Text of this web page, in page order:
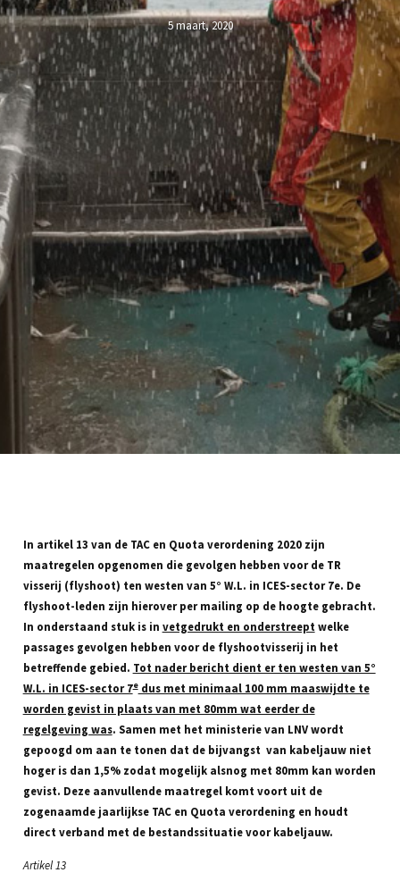
5 maart, 2020
In artikel 13 van de TAC en Quota verordening 2020 zijn
maatregelen opgenomen die gevolgen hebben voor de TR
visserij (flyshoot) ten westen van 5° W.L. in ICES-sector 7e. De
flyshoot-leden zijn hierover per mailing op de hoogte gebracht.
In onderstaand stuk is in vetgedrukt en onderstreept welke
passages gevolgen hebben voor de flyshootvisserij in het
betreffende gebied. Tot nader bericht dient er ten westen van 5°
W.L. in ICES-sector 7edus met minimaal 100 mm maaswijdte te
worden gevist in plaats van met 80mm wat eerder de
regelgeving was. Samen met het ministerie van LNV wordt
gepoogd om aan te tonen dat de bijvangst van kabeljauw niet
hoger is dan 1,5% zodat mogelijk alsnog met 80mm kan worden
gevist. Deze aanvullende maatregel komt voort uit de
zogenaamde jaarlijkse TAC en Quota verordening en houdt
direct verband met de bestandssituatie voor kabeljauw.
Artikel 13